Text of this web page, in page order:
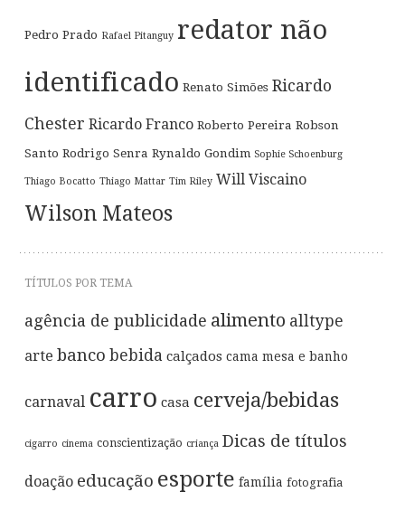
Pedro Prado Rafael Pitanguy redator não
identificado Renato Simões Ricardo
Chester Ricardo Franco Roberto Pereira Robson
Santo Rodrigo Senra Rynaldo Gondim Sophie Schoenburg
Thiago Bocatto Thiago Mattar Tim Riley Will Viscaino
Wilson Mateos
TÍTULOS POR TEMA
agência de publicidade alimento alltype
arte banco bebida calçados cama mesa e banho
carnaval carro casa cerveja/bebidas
cigarro cinema conscientização criança Dicas de títulos
doação educação esporte família fotografia